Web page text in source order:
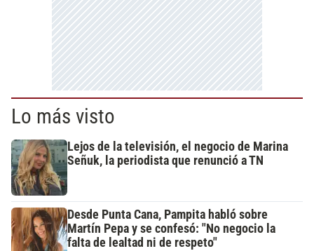
Lo más visto
Lejos de la televisión, el negocio de Marina
Señuk, la periodista que renunció a TN
Desde Punta Cana, Pampita habló sobre
Martín Pepa y se confesó: "No negocio la
falta de lealtad ni de respeto"